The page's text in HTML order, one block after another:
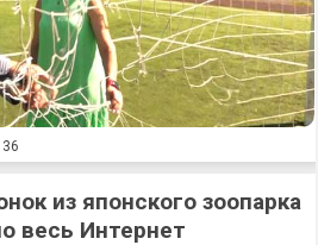
из японского зоопарка
весь Интернет